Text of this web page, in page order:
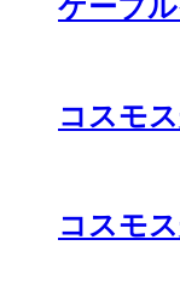
ケーブ
コスモ
コスモ